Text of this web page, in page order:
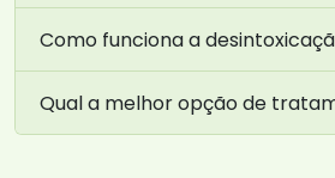
Como funciona a
Qual a melhor opção de